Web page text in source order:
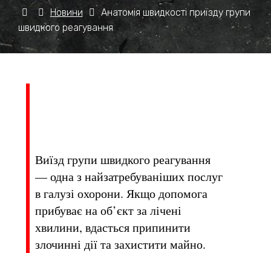
Новини
Анатомія швидкості приїзду групи
швидкого реагування
Виїзд групи швидкого реагування
— одна з найзатребуваніших послуг
в галузі охорони. Якщо допомога
прибуває на об’єкт за лічені
хвилини, вдасться припинити
злочинні дії та захистити майно.